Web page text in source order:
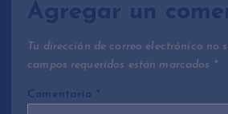
Agregar un
Tu dirección de correo electrónico no
campos requeridos están marcados *
Comentario *